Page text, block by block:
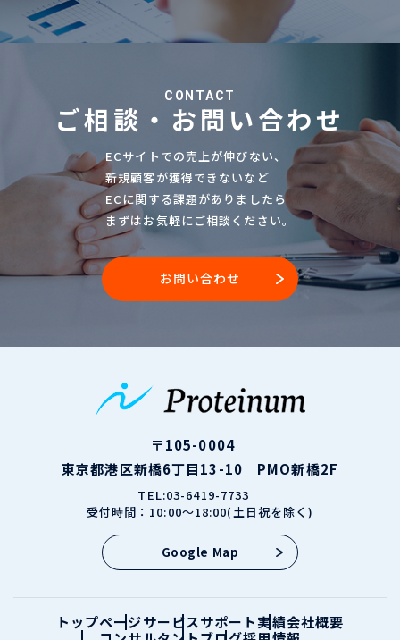
CONTACT
ご相談・お問い合わせ
ECサイトでの売上が伸びない、
新規顧客が獲得できないなど
ECに関する課題がありましたら
まずはお気軽にご相談ください。
お問い合わせ
〒105-0004
東京都港区新橋6丁目13-10 PMO新橋2F
TEL:03-6419-7733
受付時間：10:00～18:00(土日祝を除く)
Google Map
トップページサービスサポート実績会社概要